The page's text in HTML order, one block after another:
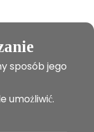
sposób jego
umożliwić.